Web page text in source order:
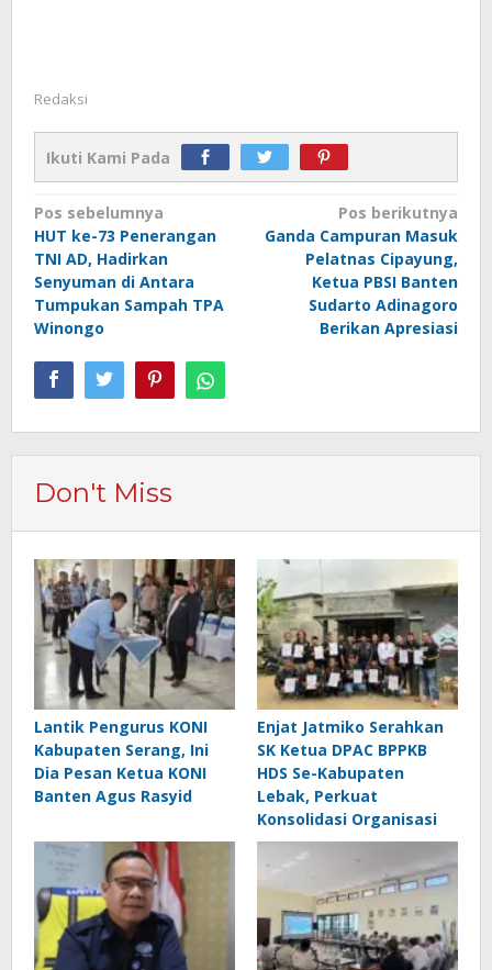
Redaksi
Ikuti Kami Pada
Navigasi
pos
Pos sebelumnya
HUT ke-73 Penerangan
TNI AD, Hadirkan
Senyuman di Antara
Tumpukan Sampah TPA
Winongo
Pos berikutnya
Ganda Campuran Masuk
Pelatnas Cipayung,
Ketua PBSI Banten
Sudarto Adinagoro
Berikan Apresiasi
Don't Miss
Lantik Pengurus KONI
Kabupaten Serang, Ini
Dia Pesan Ketua KONI
Banten Agus Rasyid
Enjat Jatmiko Serahkan
SK Ketua DPAC BPPKB
HDS Se-Kabupaten
Lebak, Perkuat
Konsolidasi Organisasi